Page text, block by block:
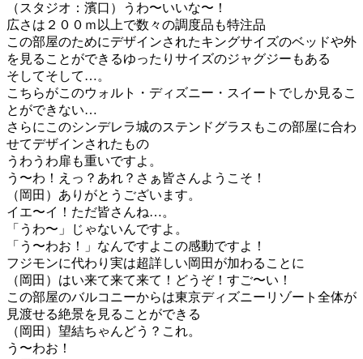
（スタジオ：濱口）うわ〜いいな〜！
広さは２００ｍ以上で数々の調度品も特注品
この部屋のためにデザインされたキングサイズのベッドや外
を見ることができるゆったりサイズのジャグジーもある
そしてそして…。
こちらがこのウォルト・ディズニー・スイートでしか見るこ
とができない…
さらにこのシンデレラ城のステンドグラスもこの部屋に合わ
せてデザインされたもの
うわうわ扉も重いですよ。
う〜わ！えっ？あれ？さぁ皆さんようこそ！
（岡田）ありがとうございます。
イエ〜イ！ただ皆さんね…。
「うわ〜」じゃないんですよ。
「う〜わお！」なんですよこの感動ですよ！
フジモンに代わり実は超詳しい岡田が加わることに
（岡田）はい来て来て来て！どうぞ！すご〜い！
この部屋のバルコニーからは東京ディズニーリゾート全体が
見渡せる絶景を見ることができる
（岡田）望結ちゃんどう？これ。
う〜わお！